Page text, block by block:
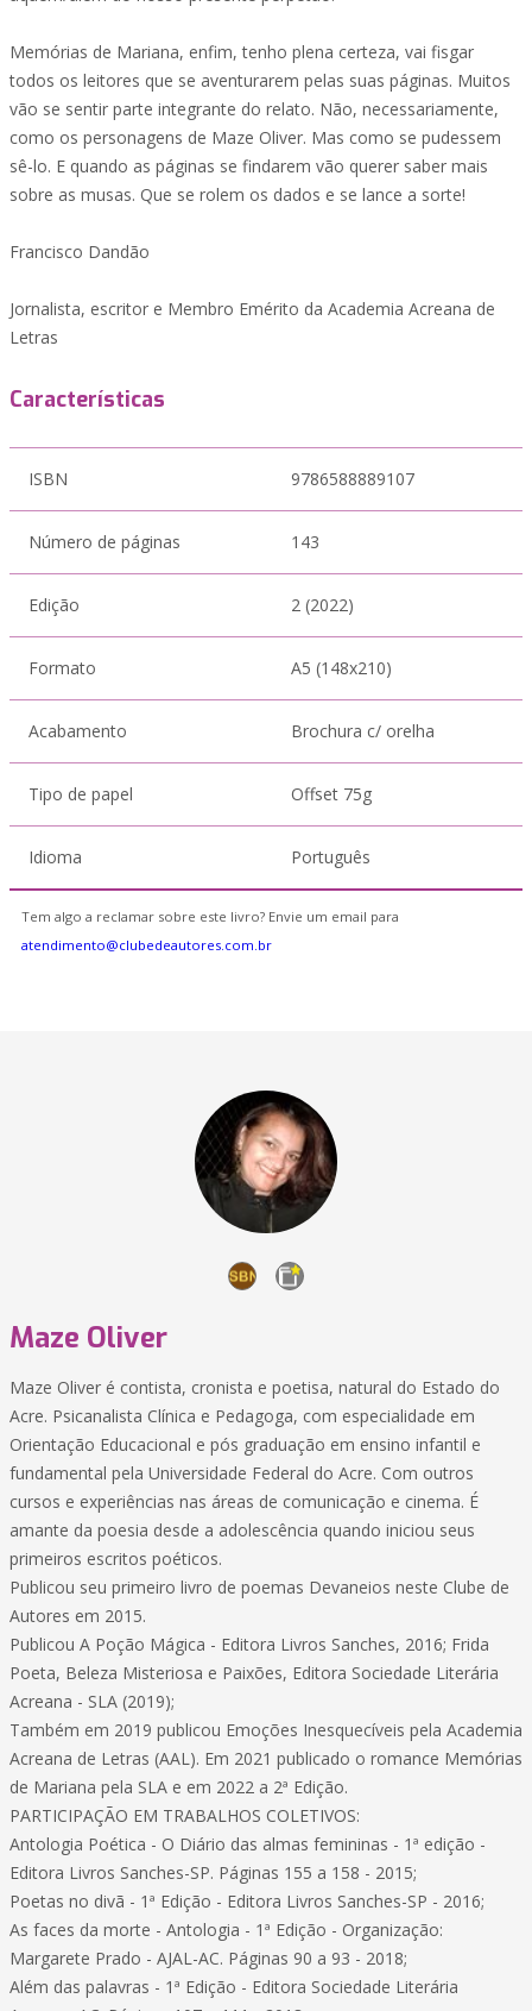
Memórias de Mariana, enfim, tenho plena certeza, vai fisgar
todos os leitores que se aventurarem pelas suas páginas. Muitos
vão se sentir parte integrante do relato. Não, necessariamente,
como os personagens de Maze Oliver. Mas como se pudessem
sê-lo. E quando as páginas se findarem vão querer saber mais
sobre as musas. Que se rolem os dados e se lance a sorte!
Francisco Dandão
Jornalista, escritor e Membro Emérito da Academia Acreana de
Letras
Características
ISBN 9786588889107
Número de páginas 143
Edição 2 (2022)
Formato A5 (148x210)
Acabamento Brochura c/ orelha
Tipo de papel Offset 75g
Idioma Português
Tem algo a reclamar sobre este livro? Envie um email para
atendimento@clubedeautores.com.br
Maze Oliver
Maze Oliver é contista, cronista e poetisa, natural do Estado do
Acre. Psicanalista Clínica e Pedagoga, com especialidade em
Orientação Educacional e pós graduação em ensino infantil e
fundamental pela Universidade Federal do Acre. Com outros
cursos e experiências nas áreas de comunicação e cinema. É
amante da poesia desde a adolescência quando iniciou seus
primeiros escritos poéticos.
Publicou seu primeiro livro de poemas Devaneios neste Clube de
Autores em 2015.
Publicou A Poção Mágica - Editora Livros Sanches, 2016; Frida
Poeta, Beleza Misteriosa e Paixões, Editora Sociedade Literária
Acreana - SLA (2019);
Também em 2019 publicou Emoções Inesquecíveis pela Academia
Acreana de Letras (AAL). Em 2021 publicado o romance Memórias
de Mariana pela SLA e em 2022 a 2ª Edição.
PARTICIPAÇÃO EM TRABALHOS COLETIVOS:
Antologia Poética - O Diário das almas femininas - 1ª edição -
Editora Livros Sanches-SP. Páginas 155 a 158 - 2015;
Poetas no divã - 1ª Edição - Editora Livros Sanches-SP - 2016;
As faces da morte - Antologia - 1ª Edição - Organização:
Margarete Prado - AJAL-AC. Páginas 90 a 93 - 2018;
Além das palavras - 1ª Edição - Editora Sociedade Literária